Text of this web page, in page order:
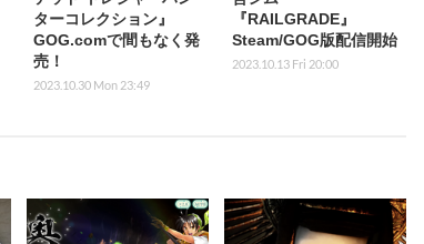
ターコレクション』
GOG.comで間もなく発
売！
2023.10.30 Mon 23:49
『RAILGRADE』
Steam/GOG版配信開始
2023.10.13 Fri 20:00